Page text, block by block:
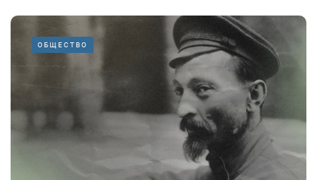
ОБЩЕСТВО